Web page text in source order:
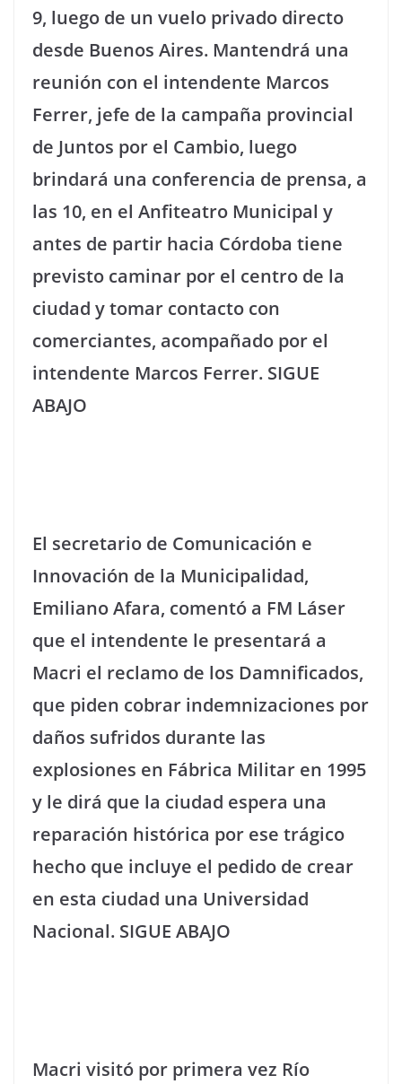
9, luego de un vuelo privado directo
desde Buenos Aires. Mantendrá una
reunión con el intendente Marcos
Ferrer, jefe de la campaña provincial
de Juntos por el Cambio, luego
brindará una conferencia de prensa, a
las 10, en el Anfiteatro Municipal y
antes de partir hacia Córdoba tiene
previsto caminar por el centro de la
ciudad y tomar contacto con
comerciantes, acompañado por el
intendente Marcos Ferrer. SIGUE
ABAJO
El secretario de Comunicación e
Innovación de la Municipalidad,
Emiliano Afara, comentó a FM Láser
que el intendente le presentará a
Macri el reclamo de los Damnificados,
que piden cobrar indemnizaciones por
daños sufridos durante las
explosiones en Fábrica Militar en 1995
y le dirá que la ciudad espera una
reparación histórica por ese trágico
hecho que incluye el pedido de crear
en esta ciudad una Universidad
Nacional. SIGUE ABAJO
Macri visitó por primera vez Río